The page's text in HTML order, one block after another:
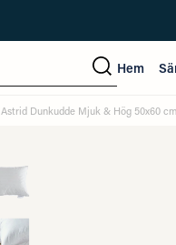
Hem
Astrid Dunkudde Mjuk & Hög 50x60